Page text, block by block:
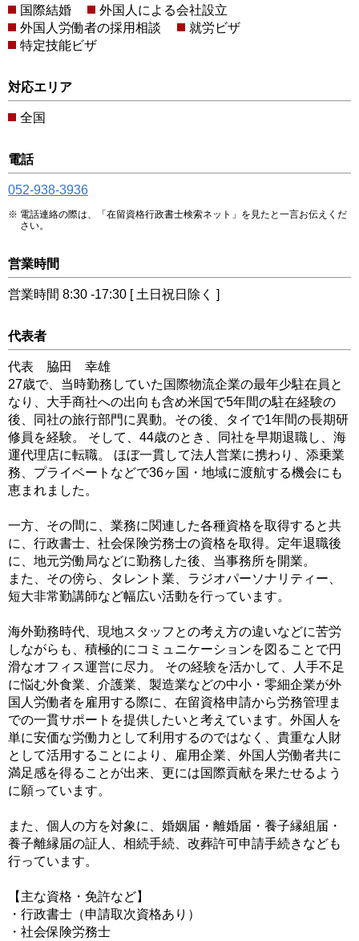
国際結婚
外国人による会社設立
外国人労働者の採用相談
就労ビザ
特定技能ビザ
対応エリア
全国
電話
052-938-3936
電話連絡の際は、「在留資格行政書士検索ネット」を見たと一言お伝えくだ
さい。
営業時間
営業時間 8:30 -17:30 [ 土日祝日除く ]
代表者
代表 脇田 幸雄
27歳で、当時勤務していた国際物流企業の最年少駐在員と
なり、大手商社への出向も含め米国で5年間の駐在経験の
後、同社の旅行部門に異動。その後、タイで1年間の長期研
修員を経験。 そして、44歳のとき、同社を早期退職し、海
運代理店に転職。 ほぼ一貫して法人営業に携わり、添乗業
務、プライベートなどで36ヶ国・地域に渡航する機会にも
恵まれました。
一方、その間に、業務に関連した各種資格を取得すると共
に、行政書士、社会保険労務士の資格を取得。定年退職後
に、地元労働局などに勤務した後、当事務所を開業。
また、その傍ら、タレント業、ラジオパーソナリティー、
短大非常勤講師など幅広い活動を行っています。
海外勤務時代、現地スタッフとの考え方の違いなどに苦労
しながらも、積極的にコミュニケーションを図ることで円
滑なオフィス運営に尽力。 その経験を活かして、人手不足
に悩む外食業、介護業、製造業などの中小・零細企業が外
国人労働者を雇用する際に、在留資格申請から労務管理ま
での一貫サポートを提供したいと考えています。外国人を
単に安価な労働力として利用するのではなく、貴重な人財
として活用することにより、雇用企業、外国人労働者共に
満足感を得ることが出来、更には国際貢献を果たせるよう
に願っています。
また、個人の方を対象に、婚姻届・離婚届・養子縁組届・
養子離縁届の証人、相続手続、改葬許可申請手続きなども
行っています。
【主な資格・免許など】
・行政書士（申請取次資格あり）
・社会保険労務士